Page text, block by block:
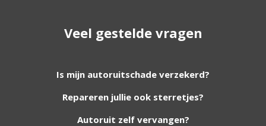
verder!
Wij zijn continu bezig met het toevoegen van
ruit er niet tussen? Grote kans dat wij deze wel
hebben. Vul het formulier in en wij nemen
Veel gestelde vragen
Is mijn autoruitschade verzekerd?
Repareren jullie ook sterretjes?
Autoruit zelf vervangen?